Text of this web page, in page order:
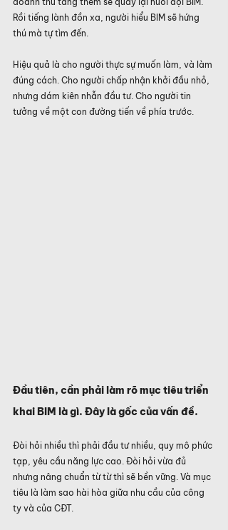
Rồi tiếng lành đồn xa, người hiểu BIM sẽ hứng
thú mà tự tìm đến.
Hiệu quả là cho người thực sự muốn làm, và làm
đúng cách. Cho người chấp nhận khởi đầu nhỏ,
nhưng dám kiên nhẫn đầu tư. Cho người tin
tưởng về một con đường tiến về phía trước.
Đầu tiên, cần phải làm rõ mục tiêu triển
khai BIM là gì. Đây là gốc của vấn đề.
Đòi hỏi nhiều thì phải đầu tư nhiều, quy mô phức
tạp, yêu cầu năng lực cao. Đòi hỏi vừa đủ
nhưng nâng chuẩn từ từ thì sẽ bền vững. Và mục
tiêu là làm sao hài hòa giữa nhu cầu của công
ty và của CĐT.